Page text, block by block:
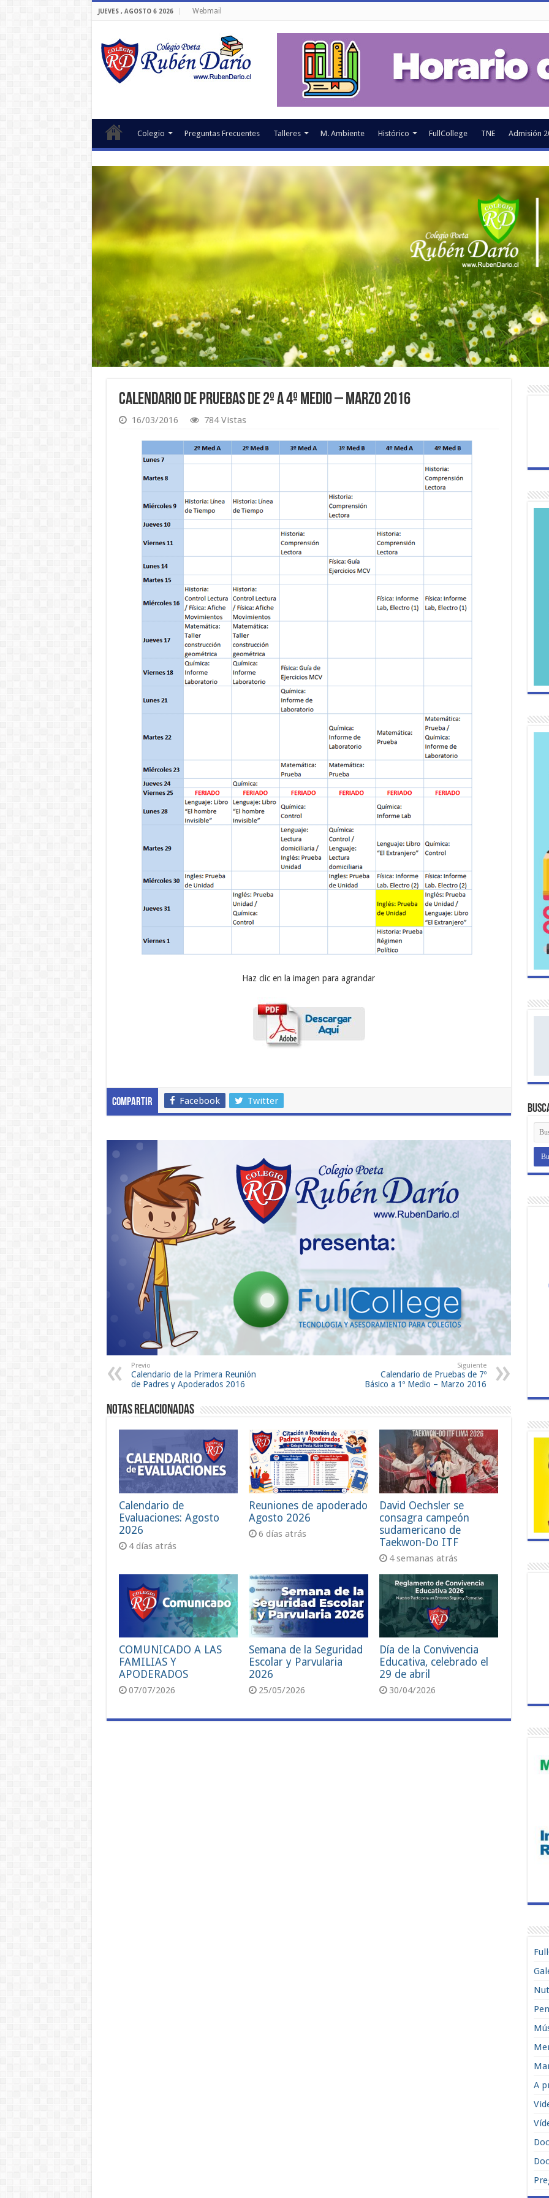
JUEVES , AGOSTO 6 2026 Webmail
Colegio Preguntas Frecuentes Talleres M. Ambiente Histórico FullCollege TNE Admisión
Calendario de Pruebas de 2º a 4º Medio – Marzo 2016
16/03/2016 784 Vistas
Haz clic en la imagen para agrandar
Compartir Facebook Twitter
Previo
Calendario de la Primera Reunión
de Padres y Apoderados 2016
Siguiente
Calendario de Pruebas de 7º
Básico a 1º Medio – Marzo 2016
Notas Relacionadas
Calendario de
Evaluaciones: Agosto
2026
4 días atrás
Reuniones de apoderado
Agosto 2026
6 días atrás
David Oechsler se
consagra campeón
sudamericano de
Taekwon-Do ITF
4 semanas atrás
COMUNICADO A LAS
FAMILIAS Y
APODERADOS
07/07/2026
Semana de la Seguridad
Escolar y Parvularia
2026
25/05/2026
Día de la Convivencia
Educativa, celebrado el
29 de abril
30/04/2026
A